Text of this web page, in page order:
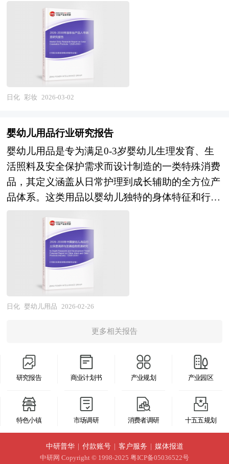
投资者的财务，税务和法律尽职调查；协助卖方回
复投资者尽职调查过程中提出的问题和要求；协助
分析公司的整体价值并制定定价策略，协助设定卖
方与潜在投资者谈判的策略；参与卖方与潜在投资
者的谈判并提供现场技术支持；对最终法律协议中
的商业条款提出审阅意见；协助进行税务分析、项
目管理、融资文件准备。 2、中研普华作为买方顾
公司价值分析和定价策略制定；协助政府沟通和审
批、谈判支持和审阅投资文件，确定并购条件；协
助买方筹集、获得、使用必要的资金、提出具体的
收购建议；审阅当地评估师对于目标公司的资产评
估报告；财务模型的构建和目标公司价值分析、提
在各项交易的法律文书中、协助各项法律文书的成
文；编制相关的并购公告，提出一个完善、操作性
强并符合收购方需要和自身条件的收购计划，在收
购方委托的情况下代理完成收购计划。
优方案和最佳时机而写的书面报告。 可行性研究
报告主要内容是要求以全面、系统的分析为主要方
法，经济效益为核心，围绕影响项目的各种因素，
运用大量的数据资料论证拟建项目是否可行。对整
个可行性研究提出综合分析评价，指出优缺点和建
议。为了结论的需要，往往还需要加上一些附件，
项目前具有决定性意义的工作，是在投资决策之
前，对拟建项目进行全面技术经济分析论证的科学
方法，在投资管理中，可行性研究是指对拟建项目
有关的自然、社会、经济、技术等进行调研、分析
比较以及预测建成后的社会经济效益。在此基础
上，综合论证项目建设的必要性，财务的盈利性，
经济上的合理性，技术上的先进性和适应性以及建
设条件的可能性和可行性，从而为投资决策提供科
学依据。 投资可行性报告咨询服务分为政府审批
核准用可行性研究报告和融资用可行性研究报告。
审批核准用的可行性研究报告侧重关注项目的社会
经济效益和影响；融资用报告侧重关注项目在经济
上市融资、中外合作，股份合作、组建公司、征用
土地、申请高新技术企业等各类可行性报告。
中研普华咨询公司领衔撰写，依托中研普华庞大的
细分市场数据库，在大量周密的市场调研基础上，
主要依据了国家统计局、国家商务部、国家海关总
署、护肤品相关行业协会、中国行业研究网的基础
信息，对我国护肤品行业的供给与需求状况、市场
质。 当前，中国母婴产业正处于人口结构转型与
消费理性回归的深度调整期。在市场规模层面，出
生人口持续下滑对传统母婴市场形成总量压力，但
客单价提升与消费周期延长部分对冲规模收缩，行
业从增量扩张向存量深耕转变。在消费结构层面，
奶粉市场高端化与集中化并行，国产奶粉凭借配方
注册与品质提升重获主流地位；纸尿裤等标品价格
比提升，科学育儿、精细化养育理念推动早教、托
育、健康管理等服务需求增长。在渠道变革层面，
线上流量成本攀升与线下体验价值重估并行，全渠
道融合与即时零售（O2O）成为标配；内容种草、
直播带货、私域运营重构消费决策链路，专业内容
头部品牌通过并购整合提升市场份额，细分赛道涌
现专业化新锐品牌，但产品同质化、营销内卷、盈
利承压等问题普遍。未来，母婴产业将呈现服务化
延伸与科技化赋能的深刻变革。在需求拓展方向，
中大童市场（4-14岁）与孕产服务前置（备孕、孕
期）成为新增长点，延长用户生命周期；二胎三胎
男性育儿参与度的提升，催生细分场景创新；母婴
深，"母婴+"生态构建成为竞争焦点。在产品创新
方向，功能性配方食品、有机天然洗护、智能育儿
趋势的产品受青睐；AI育儿助手、远程健康监测、
个性化营养方案等科技应用提升育儿效率与科学
性。在服务升级方向，托育服务从"有没有"向"好
不好"转变，普惠托育与高端定制并行；月子中
遮瑕、散粉）、眼妆（眼影、眼线、睫毛膏）、唇
妆（口红、唇釉、唇彩）、颊妆（腮红、修容、高
光）及美甲、身体彩妆等多元产品形态，涉及精细
化工、色彩科学、材料工程、皮肤科学、艺术设计
等多学科交叉融合，具有产品迭代极快、潮流趋势
驱动明显、情感消费属性强、社交媒体营销依赖度
体，彩妆不仅满足个体对美的追求与自我表达的需
现，其产业属性兼具快消品的规模经济性与时尚奢
侈品的精神价值性的双重特质。 在市场竞争日益
激烈、新产品层出不穷的今天，要开发一个新品并
能迅速在市场上推广其难度是可想而知的。只有经
过科学的市场分析、消费者分析、竞争对手的分
析，做到有的放矢，才能使企业开发的新产品立于
不败之地。企业在新产品入市前需要对相关产品的
市场做整体分析，了解竞争对手的市场状况，了解
消费者的消费状况，给新产品找准市场切入点，实
现企业预期目标。中研普华通过多个新产品上市调
查项目的研究，对新品上市前企业找准市场定位和
产品定位有着全新的认识。中研普华针对不同客户
究需求，公司运用国际认可的独创研究产品和统计
分析方法论，用来提供广泛的标准化数据和比较数
专门设计研究解决方案。我们的研究人员熟悉各种
访问方法的优缺点和适用的范围，在项目设计中能
够灵活选择和组合各种研究方法。此外在长期的实
践探索中，我们也总结出各种适合于行业专项研究
日化 彩妆 2026-03-02
婴幼儿用品行业研究报告
婴幼儿用品是专为满足0-3岁婴幼儿生理发育、生
活照料及安全保护需求而设计制造的一类特殊消费
品，其定义涵盖从日常护理到成长辅助的全方位产
品体系。这类用品以婴幼儿独特的身体特征和行为
现及安全标准上均遵循严格规范，既要符合婴幼儿
娇嫩皮肤的敏感性需求，又要适应其快速发育的生
理变化，同时需规避潜在的安全风险，如窒息、误
食、划伤等危害。 婴幼儿用品可分为基础护理
类、喂养辅助类、睡眠保障类、出行安全类及益智
开发类五大类别。基础护理类包括清洁用品（如专
及卫生用品（如纸尿裤、隔尿垫），旨在维护婴幼
嘴、吸奶器及餐具等，需满足婴幼儿口腔发育特点
及吞咽能力；睡眠保障类涉及婴儿床、床垫、睡袋
及安抚玩具，需兼顾舒适性与安全性；出行安全类
包括婴儿车、安全座椅及背带等，需通过抗冲击测
发类则包含早教机、布书、咬胶等，通过色彩、触
感与声音刺激促进感官与认知发展。 本研究咨询
日化 婴幼儿用品 2026-02-26
更多相关报告
研究报告 商业计划书 产业规划 产业园区
特色小镇 市场调研 消费者调研 十五五规划
中研普华 付款账号 客户服务
媒体报道
中研网 Copyright © 1998-2025 粤ICP备05036522号